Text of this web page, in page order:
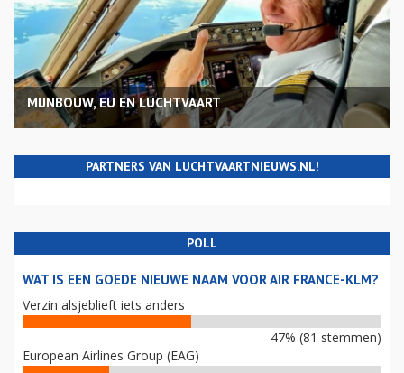
MIJNBOUW, EU EN LUCHTVAART
PARTNERS VAN LUCHTVAARTNIEUWS.NL!
POLL
WAT IS EEN GOEDE NIEUWE NAAM VOOR AIR FRANCE-KLM?
Verzin alsjeblieft iets anders
47% (81 stemmen)
European Airlines Group (EAG)